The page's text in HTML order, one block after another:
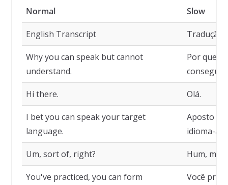
Normal Slow
English Transcript Tradução
Why you can speak but cannot
understand.
Por que
consegue
Hi there. Olá.
I bet you can speak your target
language.
Aposto
idioma-
Um, sort of, right? Hum,
You've practiced, you can form
Você